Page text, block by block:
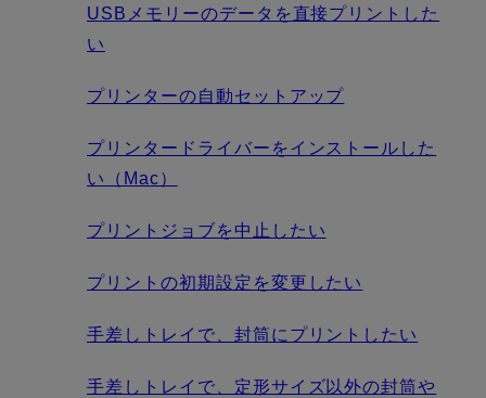
USBメモリーのデータを直接プリントした
い
プリンターの自動セットアップ
プリンタードライバーをインストールした
い（Mac）
プリントジョブを中止したい
プリントの初期設定を変更したい
手差しトレイで、封筒にプリントしたい
手差しトレイで、定形サイズ以外の封筒や